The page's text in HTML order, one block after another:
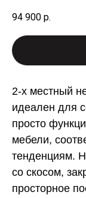
94 900 р.
2-х местный
идеален для
просто
мебели,
тенденциям.
со скосом,
просторное